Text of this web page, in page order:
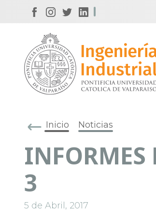
Inicio Noticias
INFORMES
3
5 de Abril, 2017